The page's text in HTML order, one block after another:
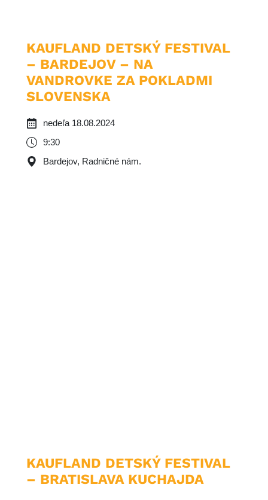
KAUFLAND DETSKÝ FESTIVAL
– BARDEJOV – NA
VANDROVKE ZA POKLADMI
SLOVENSKA
nedeľa 18.08.2024
9:30
Bardejov, Radničné nám.
KAUFLAND DETSKÝ FESTIVAL
– BRATISLAVA KUCHAJDA